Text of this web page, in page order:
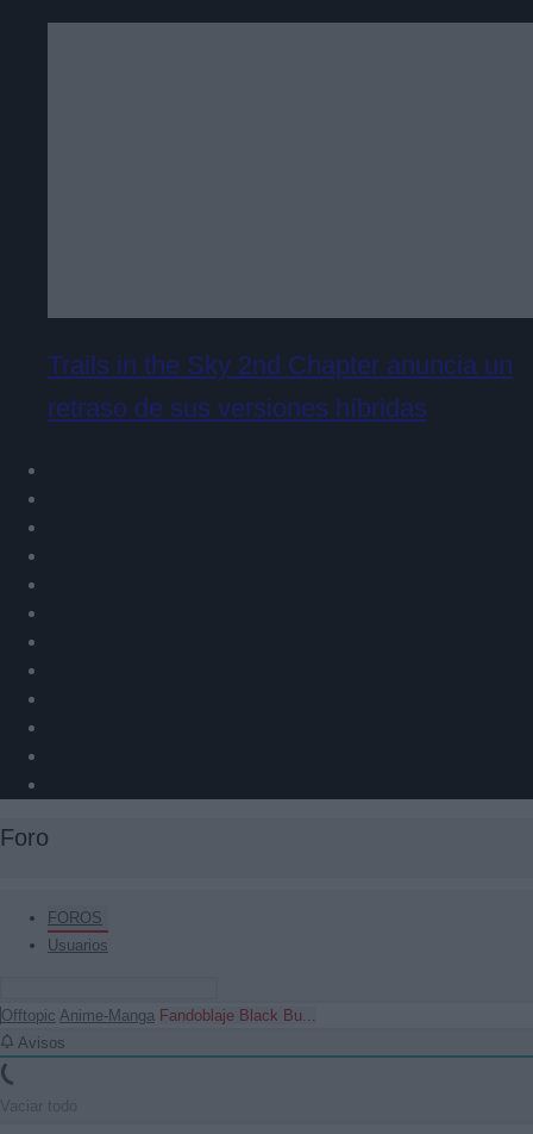
Trails in the Sky 2nd Chapter anuncia un
retraso de sus versiones híbridas
Foro
FOROS
Usuarios
Offtopic Anime-Manga Fandoblaje Black Bu...
Avisos